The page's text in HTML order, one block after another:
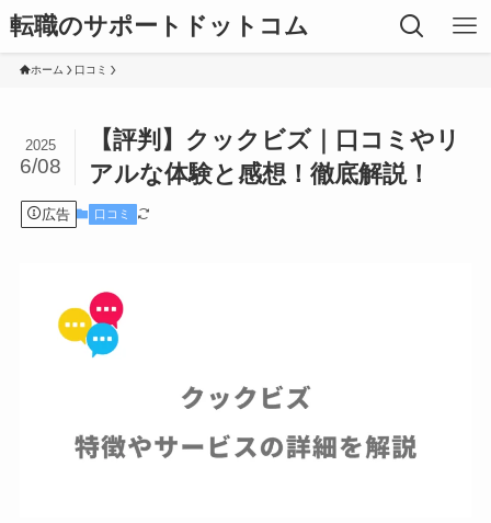
転職のサポートドットコム
ホーム 口コミ
【評判】クックビズ｜口コミやリ
アルな体験と感想！徹底解説！
2025
6/08
広告 口コミ